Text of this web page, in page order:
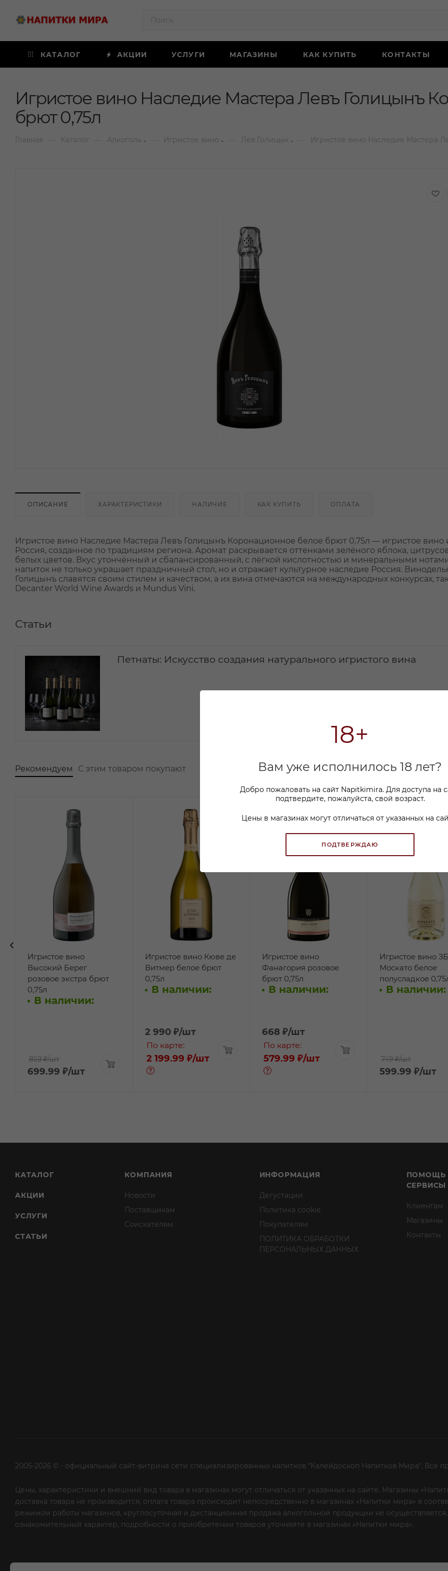
18+
Вам уже исполнилось 18 лет?
Добро пожаловать на сайт Napitkimira. Для доступа на
подтвердите, пожалуйста, свой возраст.
Цены в магазинах могут отличаться от указанных на
ПОДТВЕРЖДАЮ
КАТАЛОГ АКЦИИ УСЛУГИ МАГАЗИНЫ КАК КУПИТЬ КОНТАКТЫ
Игристое вино Наследие Мастера Левъ Голицынъ
брют 0,75л
Главная Каталог Алкоголь Игристое вино Лев Голицын Игристое вино Наследие Мастера
ОПИСАНИЕ ХАРАКТЕРИСТИКИ НАЛИЧИЕ КАК КУПИТЬ ОПЛАТА
Игристое вино Наследие Мастера Левъ Голицынъ Коронационное белое брют 0,75л — игристое вино
Россия, созданное по традициям региона. Аромат раскрывается оттенками зелёного яблока,
белых цветов. Вкус утончённый и сбалансированный, с лёгкой кислотностью и минеральными
напиток не только украшает праздничный стол, но и отражает культурное наследие Россия.
Голицынъ славятся своим стилем и качеством, а их вина отмечаются на международных конкурсах,
Decanter World Wine Awards и Mundus Vini.
Статьи
Петнаты: Искусство создания натурального игристого вина
Рекомендуем С этим товаром покупают
Игристое вино
Высокий Берег
розовое экстра брют
0,75л
В наличии:
859 ₽/шт
699.99 ₽/шт
Игристое вино Кюве де
Витмер белое брют
0,75л
В наличии:
2 990₽/шт
По карте:
2 199.99 ₽/шт
Игристое вино
Фанагория розовое
брют 0,75л
В наличии:
668 ₽/шт
По карте:
579.99 ₽/шт
Игристое вино
Москато белое
полусладкое
В наличии:
749 ₽/шт
599.99 ₽/шт
КАТАЛОГ
АКЦИИ
УСЛУГИ
СТАТЬИ
КОМПАНИЯ
Новости
Поставщикам
Соискателям
ИНФОРМАЦИЯ
Дегустации
Политика cookie
Покупателям
ПОЛИТИКА ОБРАБОТКИ
ПЕРСОНАЛЬНЫХ ДАННЫХ
ПОМОЩЬ
СЕРВИСЫ
Клиентам
Магазины
Контакты
2005-2026 © - официальный сайт-витрина сети специализированных напитков "Калейдоскоп Напитков Мира". Все
Цены, характеристики и внешний вид товара в магазинах могут отличаться от указанных на сайте. Магазины
доставка товара не производится, оплата товара происходит непосредственно в магазинах «Напитки мира» в
режимом работы магазинов, круглосуточная и дистанционная продажа алкогольной продукции не
ознакомительный характер, подробности о приобретении товаров уточняйте в магазинах «Напитки мира».